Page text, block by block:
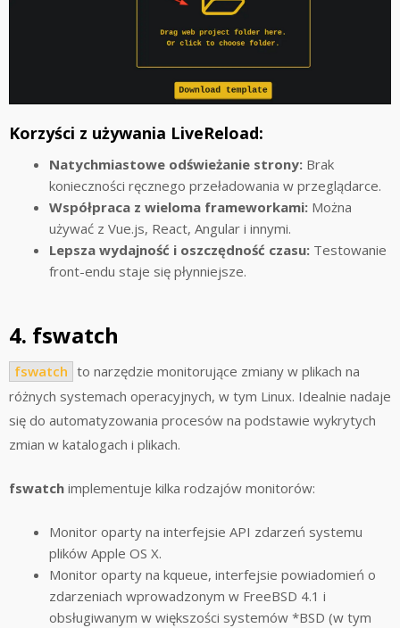
Korzyści z używania LiveReload:
Natychmiastowe odświeżanie strony: Brak
konieczności ręcznego przeładowania w przeglądarce.
Współpraca z wieloma frameworkami: Można
używać z Vue.js, React, Angular i innymi.
Lepsza wydajność i oszczędność czasu: Testowanie
front-endu staje się płynniejsze.
4. fswatch
fswatch to narzędzie monitorujące zmiany w plikach na
różnych systemach operacyjnych, w tym Linux. Idealnie nadaje
się do automatyzowania procesów na podstawie wykrytych
zmian w katalogach i plikach.
fswatch implementuje kilka rodzajów monitorów:
Monitor oparty na interfejsie API zdarzeń systemu
plików Apple OS X.
Monitor oparty na kqueue, interfejsie powiadomień o
zdarzeniach wprowadzonym w FreeBSD 4.1 i
obsługiwanym w większości systemów *BSD (w tym